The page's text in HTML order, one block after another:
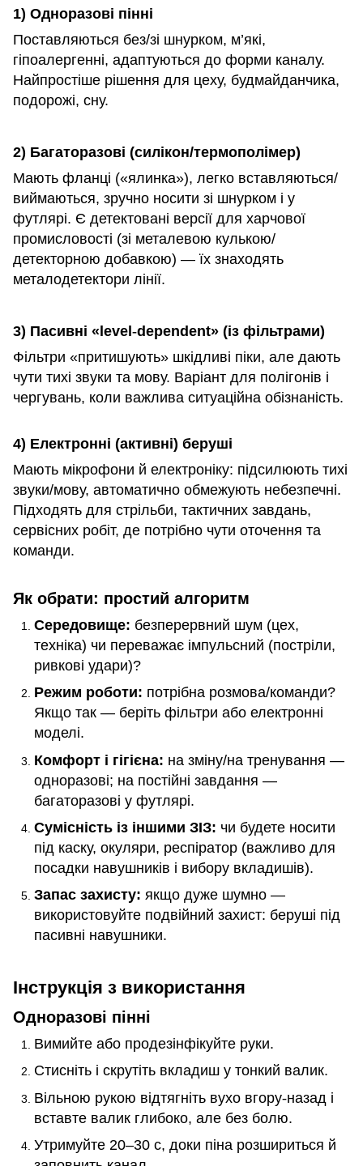
1) Одноразові пінні
Поставляються без/зі шнурком, м’які,
гіпоалергенні, адаптуються до форми каналу.
Найпростіше рішення для цеху, будмайданчика,
подорожі, сну.
2) Багаторазові (силікон/термополімер)
Мають фланці («ялинка»), легко вставляються/
виймаються, зручно носити зі шнурком і у
футлярі. Є детектовані версії для харчової
промисловості (зі металевою кулькою/
детекторною добавкою) — їх знаходять
металодетектори лінії.
3) Пасивні «level‑dependent» (із фільтрами)
Фільтри «притишують» шкідливі піки, але дають
чути тихі звуки та мову. Варіант для полігонів і
чергувань, коли важлива ситуаційна обізнаність.
4) Електронні (активні) беруші
Мають мікрофони й електроніку: підсилюють тихі
звуки/мову, автоматично обмежують небезпечні.
Підходять для стрільби, тактичних завдань,
сервісних робіт, де потрібно чути оточення та
команди.
Як обрати: простий алгоритм
Середовище: безперервний шум (цех,
техніка) чи переважає імпульсний (постріли,
ривкові удари)?
Режим роботи: потрібна розмова/команди?
Якщо так — беріть фільтри або електронні
моделі.
Комфорт і гігієна: на зміну/на тренування —
одноразові; на постійні завдання —
багаторазові у футлярі.
Сумісність із іншими ЗІЗ: чи будете носити
під каску, окуляри, респіратор (важливо для
посадки навушників і вибору вкладишів).
Запас захисту: якщо дуже шумно —
використовуйте подвійний захист: беруші під
пасивні навушники.
Інструкція з використання
Одноразові пінні
Вимийте або продезінфікуйте руки.
Стисніть і скрутіть вкладиш у тонкий валик.
Вільною рукою відтягніть вухо вгору‑назад і
вставте валик глибоко, але без болю.
Утримуйте 20–30 с, доки піна розшириться й